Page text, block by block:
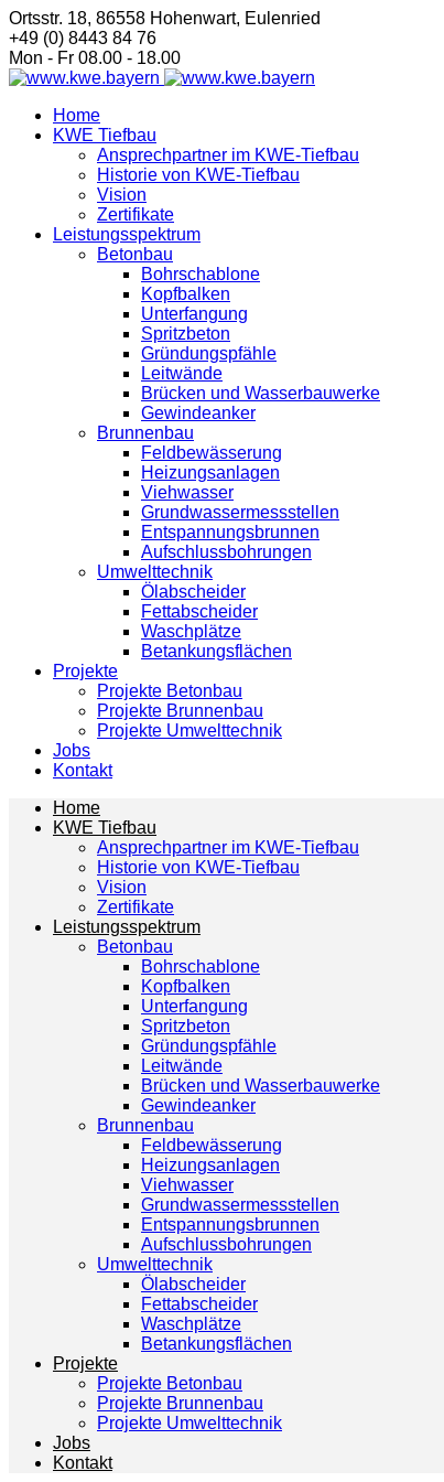
Ortsstr. 18, 86558 Hohenwart, Eulenried
+49 (0) 8443 84 76
Mon - Fr 08.00 - 18.00
Home
KWE Tiefbau
Ansprechpartner im KWE-Tiefbau
Historie von KWE-Tiefbau
Vision
Zertifikate
Leistungsspektrum
Betonbau
Bohrschablone
Kopfbalken
Unterfangung
Spritzbeton
Gründungspfähle
Leitwände
Brücken und Wasserbauwerke
Gewindeanker
Brunnenbau
Feldbewässerung
Heizungsanlagen
Viehwasser
Grundwassermessstellen
Entspannungsbrunnen
Aufschlussbohrungen
Umwelttechnik
Ölabscheider
Fettabscheider
Waschplätze
Betankungsflächen
Projekte
Projekte Betonbau
Projekte Brunnenbau
Projekte Umwelttechnik
Jobs
Kontakt
Home
KWE Tiefbau
Ansprechpartner im KWE-Tiefbau
Historie von KWE-Tiefbau
Vision
Zertifikate
Leistungsspektrum
Betonbau
Bohrschablone
Kopfbalken
Unterfangung
Spritzbeton
Gründungspfähle
Leitwände
Brücken und Wasserbauwerke
Gewindeanker
Brunnenbau
Feldbewässerung
Heizungsanlagen
Viehwasser
Grundwassermessstellen
Entspannungsbrunnen
Aufschlussbohrungen
Umwelttechnik
Ölabscheider
Fettabscheider
Waschplätze
Betankungsflächen
Projekte
Projekte Betonbau
Projekte Brunnenbau
Projekte Umwelttechnik
Jobs
Kontakt